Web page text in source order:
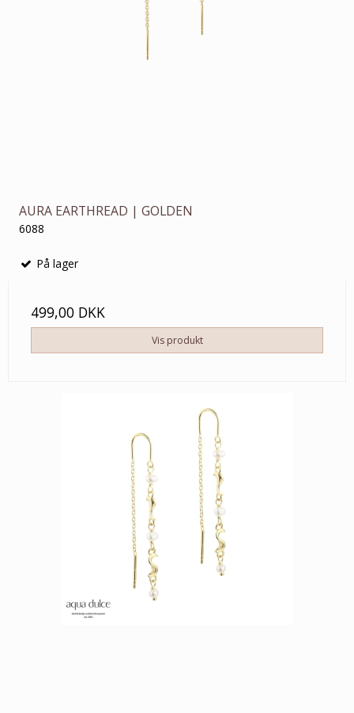
AURA EARTHREAD | GOLDEN
6088
På lager
499,00 DKK
Vis produkt